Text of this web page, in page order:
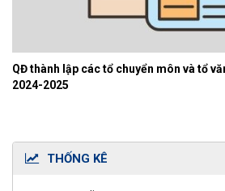
QĐ thành lập các tổ chuyển môn và tổ
2024-2025
THỐNG KÊ